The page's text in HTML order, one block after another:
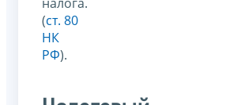
(ст. 80
НК
РФ).